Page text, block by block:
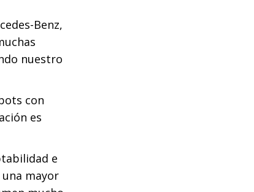
Benz,
nuestro
con
es
e
mayor